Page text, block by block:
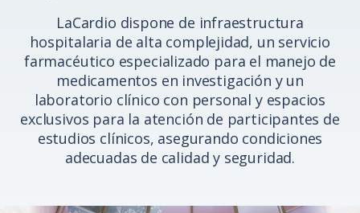
LaCardio dispone de infraestructura
hospitalaria de alta complejidad, un servicio
farmacéutico especializado para el manejo de
medicamentos en investigación y un
laboratorio clínico con personal y espacios
exclusivos para la atención de participantes de
estudios clínicos, asegurando condiciones
adecuadas de calidad y seguridad.